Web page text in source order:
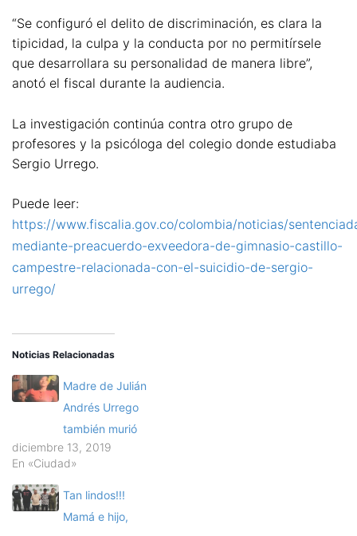
“Se configuró el delito de discriminación, es clara la
tipicidad, la culpa y la conducta por no permitírsele
que desarrollara su personalidad de manera libre”,
anotó el fiscal durante la audiencia.
La investigación continúa contra otro grupo de
profesores y la psicóloga del colegio donde estudiaba
Sergio Urrego.
Puede leer:
https://www.fiscalia.gov.co/colombia/noticias/
mediante-preacuerdo-exveedora-de-gimnasio-castillo-
campestre-relacionada-con-el-suicidio-de-sergio-
urrego/
Noticias Relacionadas
Madre de Julián
Andrés Urrego
también murió
diciembre 13, 2019
En «Ciudad»
Tan lindos!!!
Mamá e hijo,